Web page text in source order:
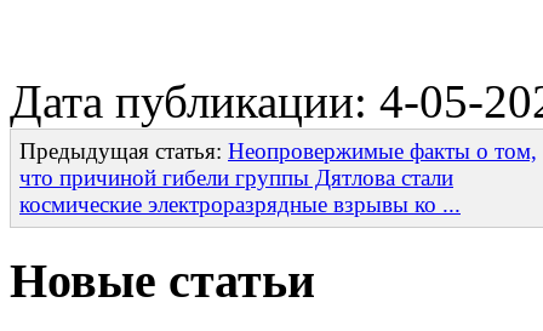
Дата публикации: 4-05-
Предыдущая статья: Неопровержимые факты о том,
что причиной гибели группы Дятлова стали
космические электроразрядные взрывы ко ...
Новые статьи